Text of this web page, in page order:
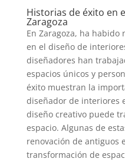
Historias de éxito en
Zaragoza
En Zaragoza, ha
en el diseño de
diseñadores han
espacios únicos y
éxito muestran la
diseñador de interiores
diseño creativo puede
espacio. Algunas de
renovación de antiguos
transformación de